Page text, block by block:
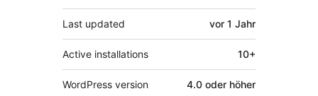
Last updated vor 1 Jahr
Active installations 10+
WordPress version 4.0 oder höher